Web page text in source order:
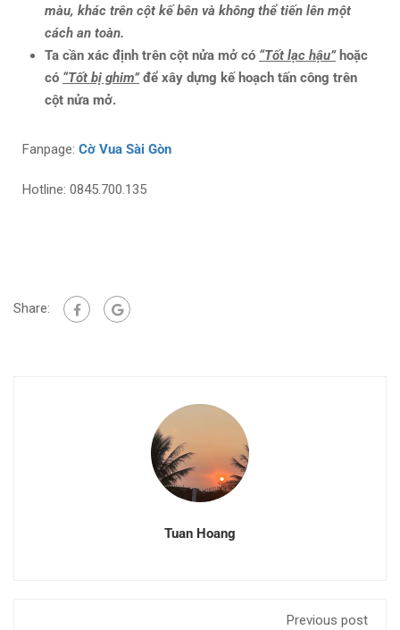
màu, khác trên cột kế bên và không thể tiến lên một
cách an toàn.
Ta cần xác định trên cột nửa mở có “Tốt lạc hậu”hoặc
có “Tốt bị ghim”để xây dựng kế hoạch tấn công trên
cột nửa mở.
Fanpage: Cờ Vua Sài Gòn
Hotline: 0845.700.135
Share:
Tuan Hoang
Previous post